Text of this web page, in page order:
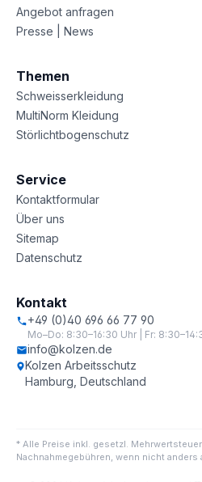
Angebot anfragen
Presse | News
Themen
Schweisserkleidung
MultiNorm Kleidung
Störlichtbogenschutz
Service
Kontaktformular
Über uns
Sitemap
Datenschutz
Kontakt
+49 (0)40 696 66 77 90
Mo–Do: 8:30–16:30 Uhr | Fr:
info@kolzen.de
Kolzen Arbeitsschutz
Hamburg, Deutschland
* Alle Preise inkl. gesetzl.
Nachnahmegebühren, wenn nicht anders